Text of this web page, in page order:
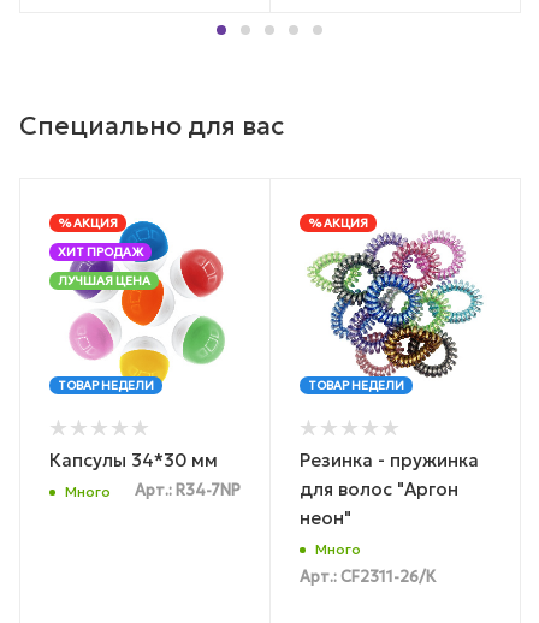
Специально для вас
% АКЦИЯ
ХИТ ПРОДАЖ
ЛУЧШАЯ ЦЕНА
ТОВАР НЕДЕЛИ
Капсулы 34*30 мм
Много Арт.: R34-7NP
% АКЦИЯ
ТОВАР НЕДЕЛИ
Резинка - пружинка
для волос "Аргон
неон"
Много
Арт.: CF2311-26/К